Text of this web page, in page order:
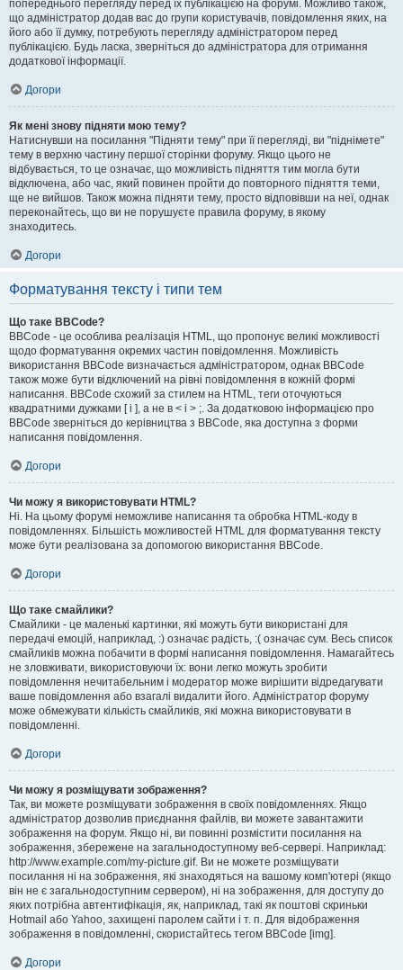
попереднього перегляду перед їх публікацією на форумі. Можливо також,
що адміністратор додав вас до групи користувачів, повідомлення яких, на
його або її думку, потребують перегляду адміністратором перед
публікацією. Будь ласка, зверніться до адміністратора для отримання
додаткової інформації.
Догори
Як мені знову підняти мою тему?
Натиснувши на посилання "Підняти тему" при її перегляді, ви "піднімете"
тему в верхню частину першої сторінки форуму. Якщо цього не
відбувається, то це означає, що можливість підняття тим могла бути
відключена, або час, який повинен пройти до повторного підняття теми,
ще не вийшов. Також можна підняти тему, просто відповівши на неї, однак
переконайтесь, що ви не порушуєте правила форуму, в якому
знаходитесь.
Догори
Форматування тексту і типи тем
Що таке BBCode?
BBCode - це особлива реалізація HTML, що пропонує великі можливості
щодо форматування окремих частин повідомлення. Можливість
використання BBCode визначається адміністратором, однак BBCode
також може бути відключений на рівні повідомлення в кожній формі
написання. BBCode схожий за стилем на HTML, теги оточуються
квадратними дужками [ і ], а не в < і > ;. За додатковою інформацією про
BBCode зверніться до керівництва з BBCode, яка доступна з форми
написання повідомлення.
Догори
Чи можу я використовувати HTML?
Ні. На цьому форумі неможливе написання та обробка HTML-коду в
повідомленнях. Більшість можливостей HTML для форматування тексту
може бути реалізована за допомогою використання BBCode.
Догори
Що таке смайлики?
Смайлики - це маленькі картинки, які можуть бути використані для
передачі емоцій, наприклад, :) означає радість, :( означає сум. Весь список
смайликів можна побачити в формі написання повідомлення. Намагайтесь
не зловживати, використовуючи їх: вони легко можуть зробити
повідомлення нечитабельним і модератор може вирішити відредагувати
ваше повідомлення або взагалі видалити його. Адміністратор форуму
може обмежувати кількість смайликів, які можна використовувати в
повідомленні.
Догори
Чи можу я розміщувати зображення?
Так, ви можете розміщувати зображення в своїх повідомленнях. Якщо
адміністратор дозволив приєднання файлів, ви можете завантажити
зображення на форум. Якщо ні, ви повинні розмістити посилання на
зображення, збережене на загальнодоступному веб-сервері. Наприклад:
http://www.example.com/my-picture.gif. Ви не можете розміщувати
посилання ні на зображення, які знаходяться на вашому комп'ютері (якщо
він не є загальнодоступним сервером), ні на зображення, для доступу до
яких потрібна автентифікація, як, наприклад, такі як поштові скриньки
Hotmail або Yahoo, захищені паролем сайти і т. п. Для відображення
зображення в повідомленні, скористайтесь тегом BBCode [img].
Догори